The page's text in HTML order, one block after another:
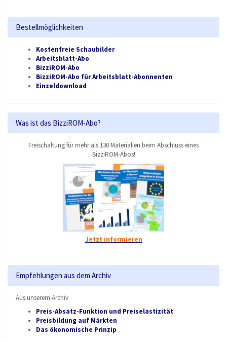
Bestellmöglichkeiten
Kostenfreie Schaubilder
Arbeitsblatt-Abo
BizziROM-Abo
BizziROM-Abo für Arbeitsblatt-Abonnenten
Einzeldownload
Was ist das BizziROM-Abo?
Freischaltung für mehr als 130 Materialien beim Abschluss eines
BizziROM-Abos!
Jetzt informieren
Empfehlungen aus dem Archiv
Aus unserem Archiv
Preis-Absatz-Funktion und Preiselastizität
Preisbildung auf Märkten
Das ökonomische Prinzip